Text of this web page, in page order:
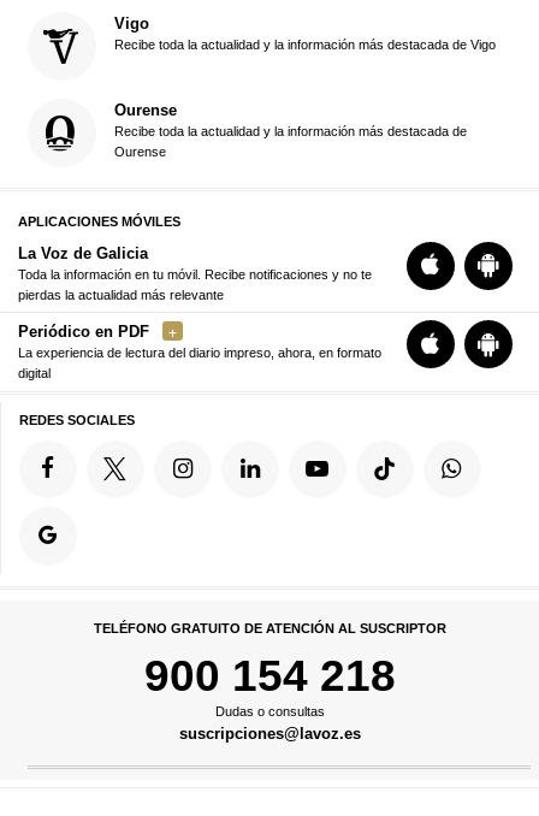
Vigo
Recibe toda la actualidad y la información más destacada de Vigo
Ourense
Recibe toda la actualidad y la información más destacada de
Ourense
APLICACIONES MÓVILES
La Voz de Galicia
Toda la información en tu móvil. Recibe notificaciones y no te
pierdas la actualidad más relevante
Periódico en PDF
La experiencia de lectura del diario impreso, ahora, en formato
digital
REDES SOCIALES
TELÉFONO GRATUITO DE ATENCIÓN AL SUSCRIPTOR
900 154 218
Dudas o consultas
suscripciones@lavoz.es